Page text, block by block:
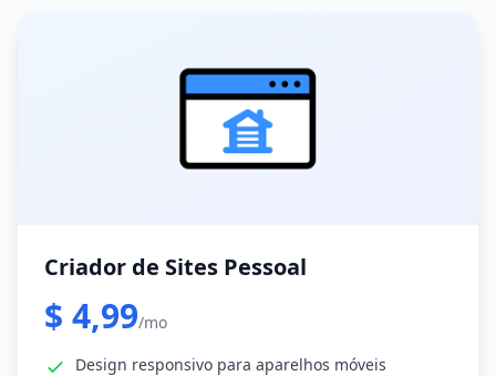
Criador de Sites Pessoal
$ 4,99/mo
Design responsivo para aparelhos móveis